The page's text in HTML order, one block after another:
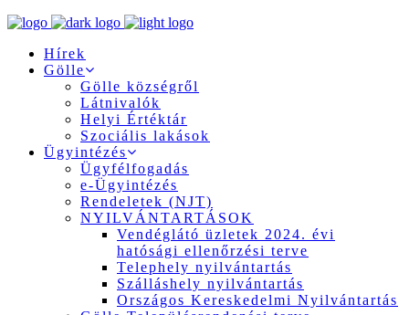
Hírek
Gölle
Gölle községről
Látnivalók
Helyi Értéktár
Szociális lakások
Ügyintézés
Ügyfélfogadás
e-Ügyintézés
Rendeletek (NJT)
NYILVÁNTARTÁSOK
Vendéglátó üzletek 2024. évi
hatósági ellenőrzési terve
Telephely nyilvántartás
Szálláshely nyilvántartás
Országos Kereskedelmi Nyilvántartás